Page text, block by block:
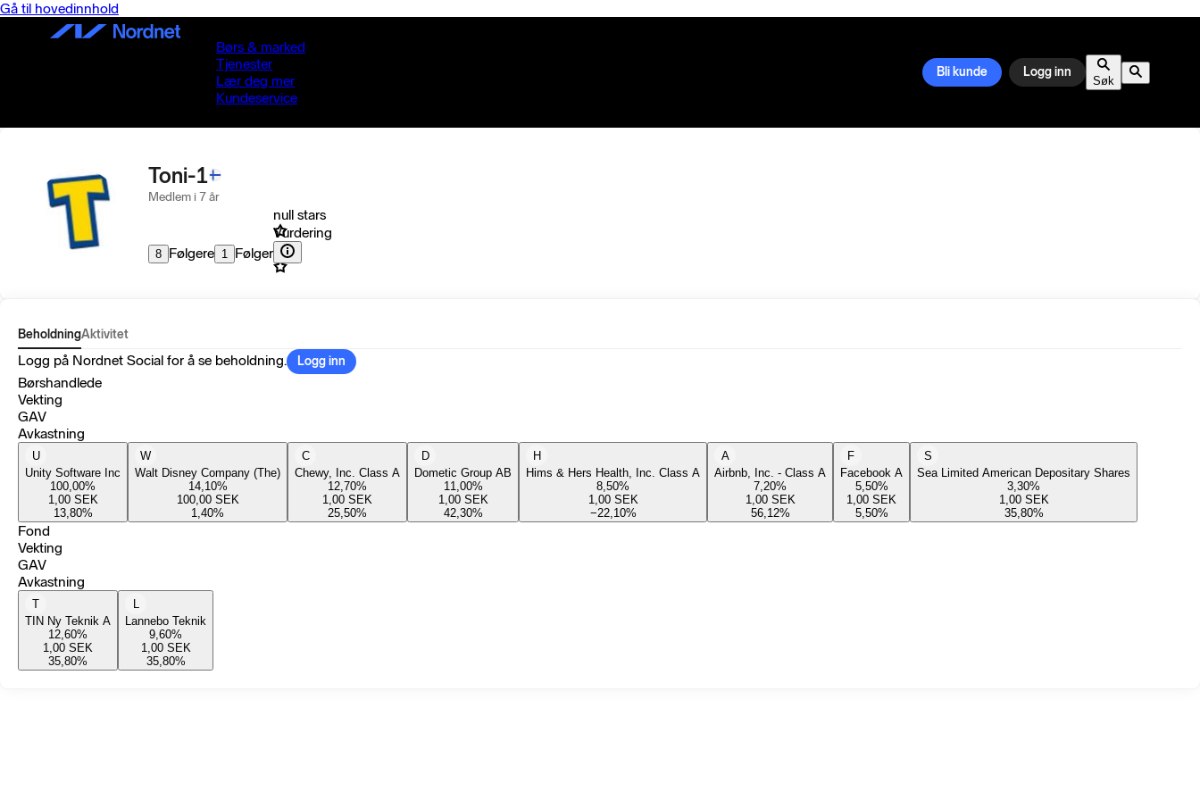
Gå til hovedinnhold
Børs & marked
Tjenester
Lær deg mer
Kundeservice
Bli kunde Logg inn
Søk
Toni-1
Medlem i 7 år
8 Følgere 1 Følger
null stars
Vurdering
BeholdningAktivitet
Logg på Nordnet Social for å se beholdning. Logg inn
Børshandlede
Vekting
GAV
Avkastning
U
Unity Software Inc
100,00%
1,00 SEK
13,80%
W
Walt Disney Company (The)
14,10%
100,00 SEK
1,40%
C
Chewy, Inc. Class A
12,70%
1,00 SEK
25,50%
D
Dometic Group AB
11,00%
1,00 SEK
42,30%
H
Hims & Hers Health, Inc. Class A
8,50%
1,00 SEK
−22,10%
A
Airbnb, Inc. - Class A
7,20%
1,00 SEK
56,12%
F
Facebook A
5,50%
1,00 SEK
5,50%
S
Sea Limited American Depositary Shares
3,30%
1,00 SEK
35,80%
Fond
Vekting
GAV
Avkastning
T
TIN Ny Teknik A
12,60%
1,00 SEK
35,80%
L
Lannebo Teknik
9,60%
1,00 SEK
35,80%